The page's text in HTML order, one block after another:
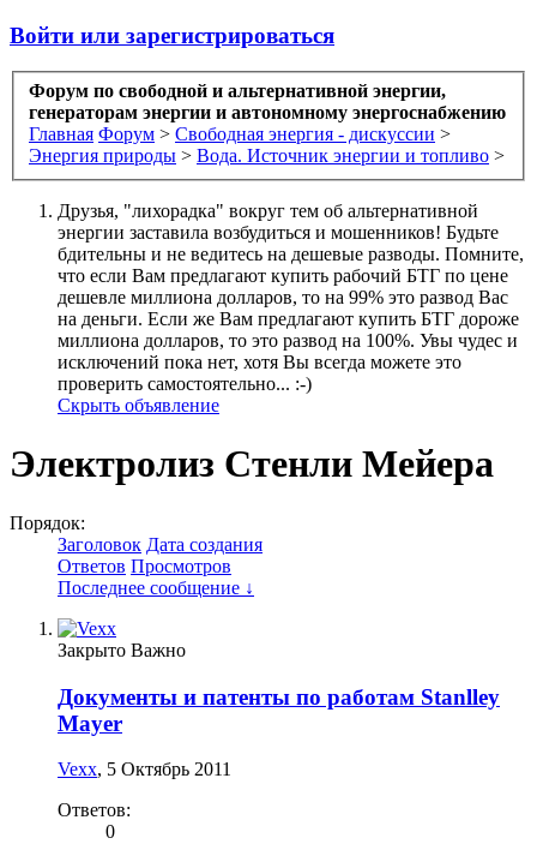
Войти или зарегистрироваться
Форум по свободной и альтернативной энергии,
генераторам энергии и автономному энергоснабжению
Главная Форум > Свободная энергия - дискуссии >
Энергия природы > Вода. Источник энергии и топливо >
Друзья, "лихорадка" вокруг тем об альтернативной
энергии заставила возбудиться и мошенников! Будьте
бдительны и не ведитесь на дешевые разводы. Помните,
что если Вам предлагают купить рабочий БТГ по цене
дешевле миллиона долларов, то на 99% это развод Вас
на деньги. Если же Вам предлагают купить БТГ дороже
миллиона долларов, то это развод на 100%. Увы чудес и
исключений пока нет, хотя Вы всегда можете это
проверить самостоятельно... :-)
Скрыть объявление
Электролиз Стенли Мейера
Порядок:
Заголовок Дата создания
Ответов Просмотров
Последнее сообщение ↓
Закрыто Важно
Документы и патенты по работам Stanlley
Mayer
Vexx, 5 Октябрь 2011
Ответов:
0